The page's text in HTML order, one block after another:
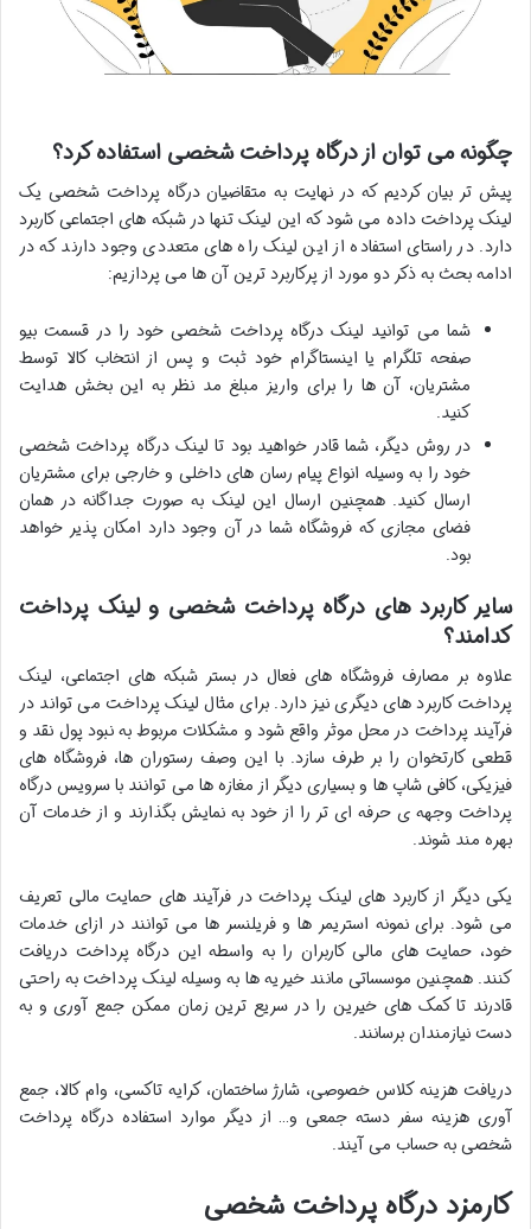
چگونه می توان از درگاه پرداخت شخصی استفاده کرد؟
پیش تر بیان کردیم که در نهایت به متقاضیان درگاه پرداخت شخصی یک
لینک پرداخت داده می شود که این لینک تنها در شبکه های اجتماعی کاربرد
دارد. در راستای استفاده از این لینک راه های متعددی وجود دارند که در
ادامه بحث به ذکر دو مورد از پرکاربرد ترین آن ها می پردازیم:
شما می توانید لینک درگاه پرداخت شخصی خود را در قسمت بیو
صفحه تلگرام یا اینستاگرام خود ثبت و پس از انتخاب کالا توسط
مشتریان، آن ها را برای واریز مبلغ مد نظر به این بخش هدایت
کنید.
در روش دیگر، شما قادر خواهید بود تا لینک درگاه پرداخت شخصی
خود را به وسیله انواع پیام رسان های داخلی و خارجی برای مشتریان
ارسال کنید. همچنین ارسال این لینک به صورت جداگانه در همان
فضای مجازی که فروشگاه شما در آن وجود دارد امکان پذیر خواهد
بود.
سایر کاربرد های درگاه پرداخت شخصی و لینک پرداخت
کدامند؟
علاوه بر مصارف فروشگاه های فعال در بستر شبکه های اجتماعی، لینک
پرداخت کاربرد های دیگری نیز دارد. برای مثال لینک پرداخت می تواند در
فرآیند پرداخت در محل موثر واقع شود و مشکلات مربوط به نبود پول نقد و
قطعی کارتخوان را بر طرف سازد. با این وصف رستوران ها، فروشگاه های
فیزیکی، کافی شاپ ها و بسیاری دیگر از مغازه ها می توانند با سرویس درگاه
پرداخت وجهه ی حرفه ای تر را از خود به نمایش بگذارند و از خدمات آن
بهره مند شوند.
یکی دیگر از کاربرد های لینک پرداخت در فرآیند های حمایت مالی تعریف
می شود. برای نمونه استریمر ها و فریلنسر ها می توانند در ازای خدمات
خود، حمایت های مالی کاربران را به واسطه این درگاه پرداخت دریافت
کنند. همچنین موسساتی مانند خیریه ها به وسیله لینک پرداخت به راحتی
قادرند تا کمک های خیرین را در سریع ترین زمان ممکن جمع آوری و به
دست نیازمندان برسانند.
دریافت هزینه کلاس خصوصی، شارژ ساختمان، کرایه تاکسی، وام کالا، جمع
آوری هزینه سفر دسته جمعی و… از دیگر موارد استفاده درگاه پرداخت
شخصی به حساب می آیند.
کارمزد درگاه پرداخت شخصی